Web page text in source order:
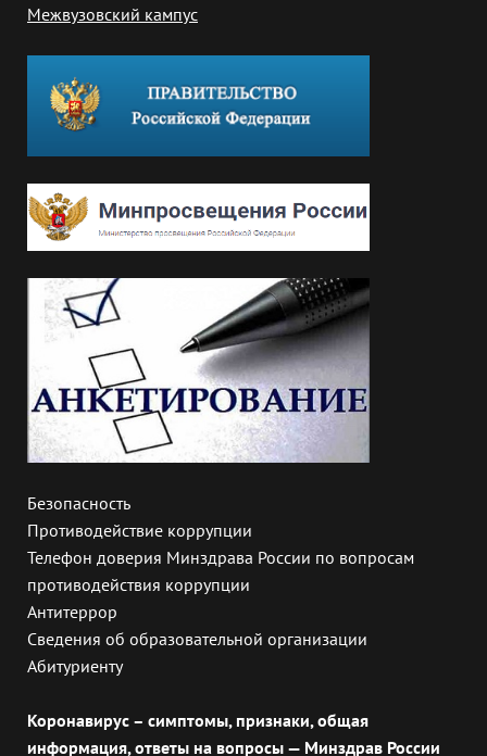
Межвузовский кампус
Безопасность
Противодействие коррупции
Телефон доверия Минздрава России по вопросам
противодействия коррупции
Антитеррор
Сведения об образовательной организации
Абитуриенту
Коронавирус – симптомы, признаки, общая
информация, ответы на вопросы — Минздрав России